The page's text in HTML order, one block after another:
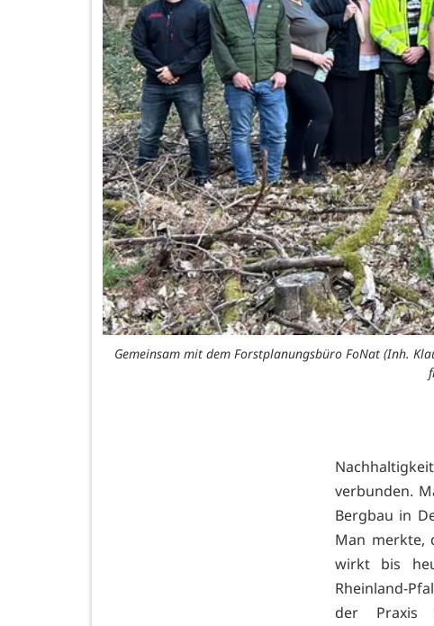
Gemeinsam mit dem Forstplanungsbüro FoNat (Inh.
verbunden.
Bergbau in
Man merkte,
wirkt bis
Rheinland-
der Praxis